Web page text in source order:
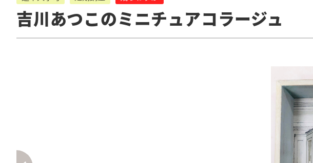
吉川あつこのミニチュアコラージュ